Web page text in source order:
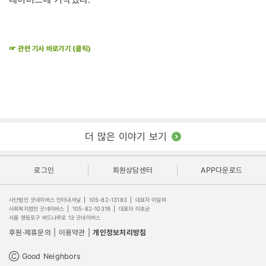
☞ 관련 기사 바로가기 (클릭)
더 많은 이야기 보기
로그인 회원상담센터 APP다운로드
사단법인 굿네이버스 인터내셔날 105-82-13183
대표자 이일하
사회복지법인 굿네이버스
105-82-10319
대표자 이호균
서울 영등포구 버드나루로 13 굿네이버스
후원·제휴문의 이용약관 개인정보처리방침
Ⓒ Good Neighbors